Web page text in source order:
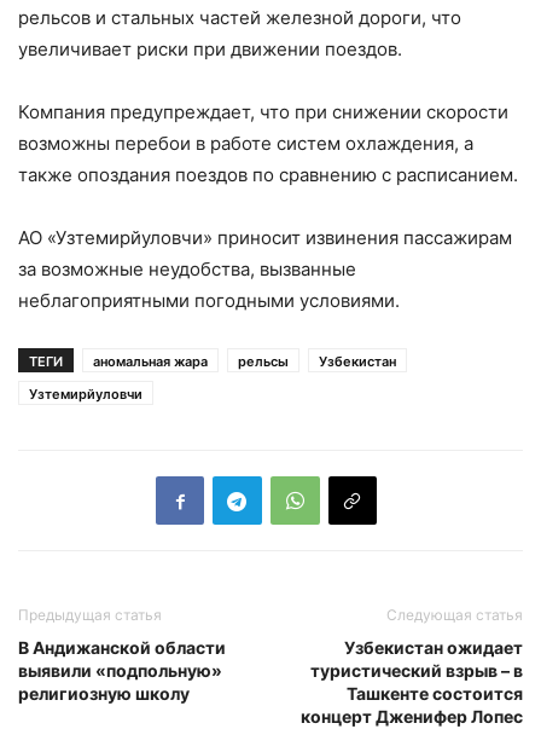
рельсов и стальных частей железной дороги, что
увеличивает риски при движении поездов.
Компания предупреждает, что при снижении скорости
возможны перебои в работе систем охлаждения, а
также опоздания поездов по сравнению с расписанием.
АО «Узтемирйуловчи» приносит извинения пассажирам
за возможные неудобства, вызванные
неблагоприятными погодными условиями.
ТЕГИ аномальная жара рельсы
Узбекистан
Узтемирйуловчи
Предыдущая статья
В Андижанской области
выявили «подпольную»
религиозную школу
Следующая статья
Узбекистан ожидает
туристический взрыв – в
Ташкенте состоится
концерт Дженифер Лопес